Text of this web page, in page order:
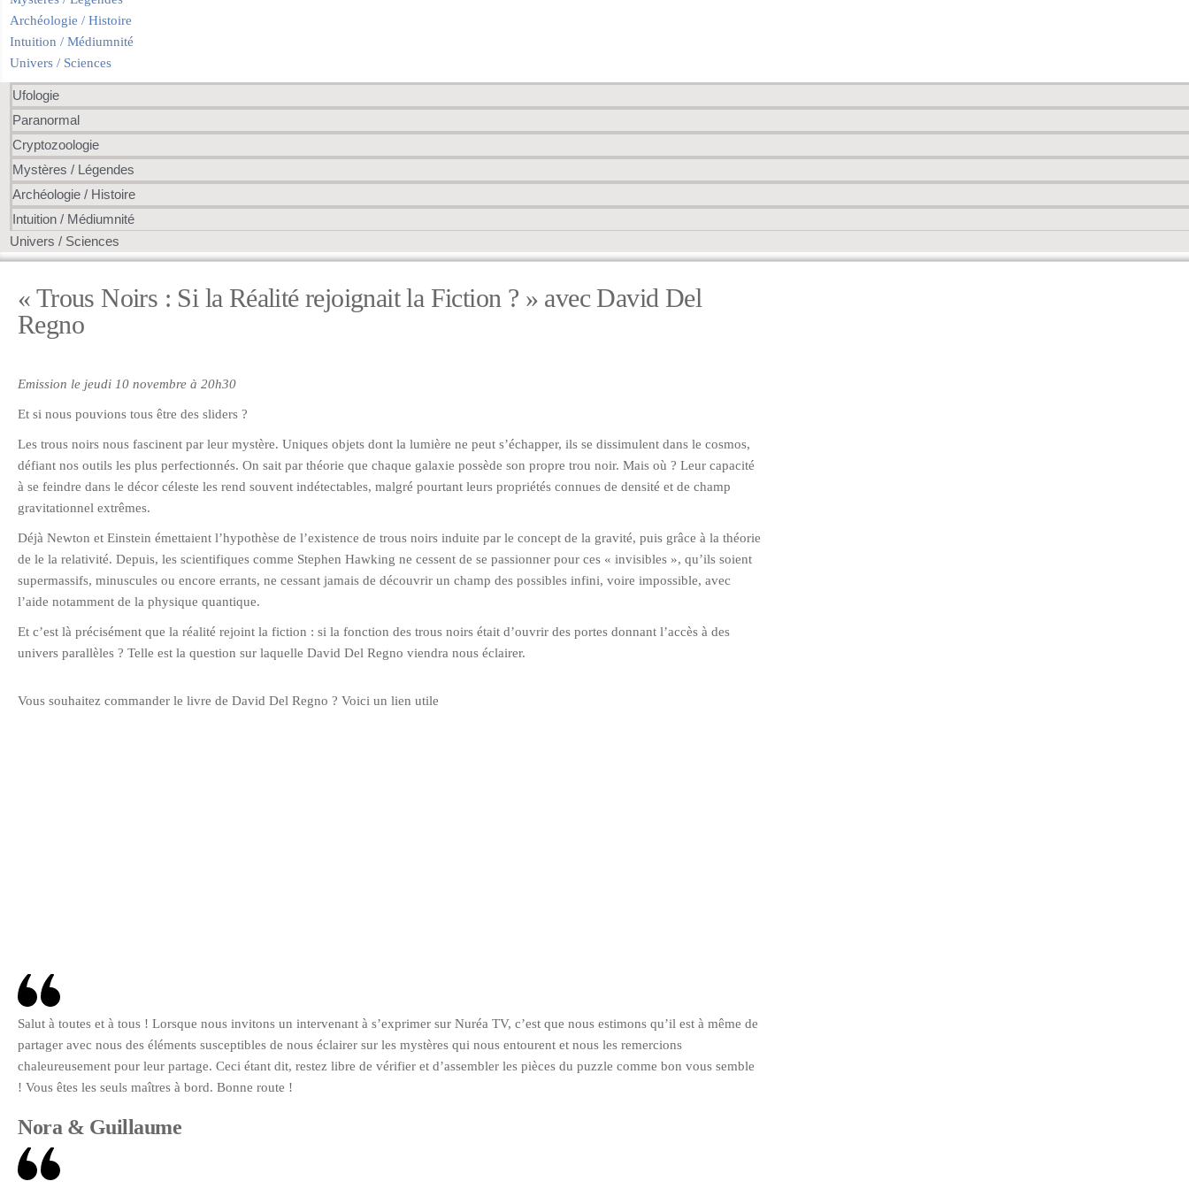
Archéologie / Histoire
Intuition / Médiumnité
Univers / Sciences
Ufologie
Paranormal
Cryptozoologie
Mystères / Légendes
Archéologie / Histoire
Intuition / Médiumnité
Univers / Sciences
« Trous Noirs : Si la Réalité rejoignait la Fiction ? » avec David Del
Regno
Emission le jeudi 10 novembre à 20h30
Et si nous pouvions tous être des sliders ?
Les trous noirs nous fascinent par leur mystère. Uniques objets dont la lumière ne peut s’échapper, ils se dissimulent dans le cosmos,
défiant nos outils les plus perfectionnés. On sait par théorie que chaque galaxie possède son propre trou noir. Mais où ? Leur capacité
à se feindre dans le décor céleste les rend souvent indétectables, malgré pourtant leurs propriétés connues de densité et de champ
gravitationnel extrêmes.
Déjà Newton et Einstein émettaient l’hypothèse de l’existence de trous noirs induite par le concept de la gravité, puis grâce à la théorie
de le la relativité. Depuis, les scientifiques comme Stephen Hawking ne cessent de se passionner pour ces « invisibles », qu’ils soient
supermassifs, minuscules ou encore errants, ne cessant jamais de découvrir un champ des possibles infini, voire impossible, avec
l’aide notamment de la physique quantique.
Et c’est là précisément que la réalité rejoint la fiction : si la fonction des trous noirs était d’ouvrir des portes donnant l’accès à des
univers parallèles ? Telle est la question sur laquelle David Del Regno viendra nous éclairer.
Vous souhaitez commander le livre de David Del Regno ? Voici un lien utile
Salut à toutes et à tous ! Lorsque nous invitons un intervenant à s’exprimer sur Nuréa TV, c’est que nous estimons qu’il est à même de
partager avec nous des éléments susceptibles de nous éclairer sur les mystères qui nous entourent et nous les remercions
chaleureusement pour leur partage. Ceci étant dit, restez libre de vérifier et d’assembler les pièces du puzzle comme bon vous semble
! Vous êtes les seuls maîtres à bord. Bonne route !
Nora & Guillaume